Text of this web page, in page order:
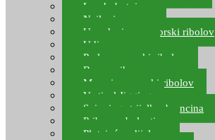
Lov hobotnice
Najloni za more
Upredenice za morski ribolov
Udice za more
Perle za morski ribolov
Brum prihrana za more
Mamci za morski ribolov
Vertical Jigging
Spinning strijelke, brancina
Pribor za bolentino
Plutajuća odijela